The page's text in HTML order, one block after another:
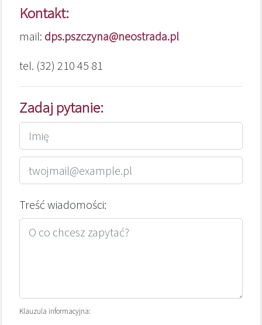
Kontakt:
mail: dps.pszczyna@neostrada.pl
tel. (32) 210 45 81
Zadaj pytanie:
Treść wiadomości:
Klauzula informacyjna: